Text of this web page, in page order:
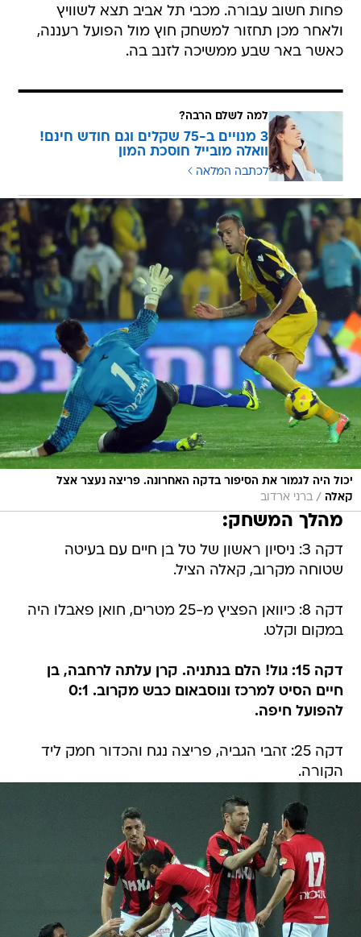
פחות חשוב עבורה. מכבי תל אביב תצא לשוויץ
ולאחר מכן תחזור למשחק חוץ מול הפועל רעננה,
כאשר באר שבע ממשיכה לזנב בה.
למה לשלם הרבה?
3 מנויים ב-75 שקלים וגם חודש חינם!
וואלה מובייל חוסכת המון
לכתבה המלאה
יכול היה לגמור את הסיפור בדקה האחרונה. פריצה נעצר אצל
קאלה / ברני ארדוב
מהלך המשחק:
דקה 3: ניסיון ראשון של טל בן חיים עם בעיטה
שטוחה מקרוב, קאלה הציל.
דקה 8: כיוואן הפציץ מ-25 מטרים, חואן פאבלו היה
במקום וקלט.
דקה 15: גול! הלם בנתניה. קרן עלתה לרחבה, בן
חיים הסיט למרכז ונוסבאום כבש מקרוב. 0:1
להפועל חיפה.
דקה 25: זהבי הגביה, פריצה נגח והכדור חמק ליד
הקורה.